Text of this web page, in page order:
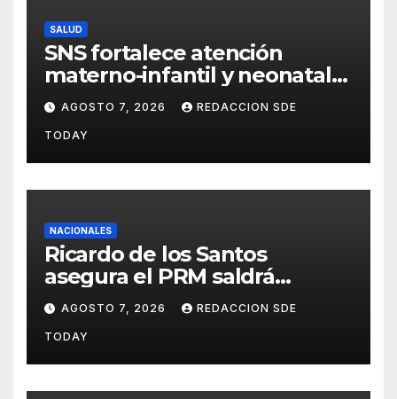
SALUD
SNS fortalece atención
materno-infantil y neonatal
con nuevas estrategias y
avances en la Red Pública de
Salud
AGOSTO 7, 2026 REDACCION SDE
TODAY
NACIONALES
Ricardo de los Santos
asegura el PRM saldrá
fortalecido del proceso
interno para escoger nuevas
autoridades
AGOSTO 7, 2026 REDACCION SDE
TODAY